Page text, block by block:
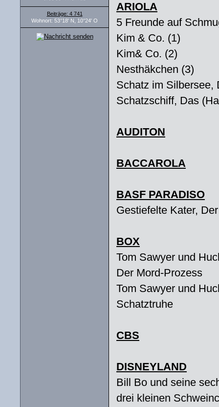
Beiträge: 4 741
Wohnort: 53°18' N, 10°24' O
ARIOLA
5 Freunde auf
Kim & Co. (1)
Kim& Co. (2)
Nesthäkchen (3)
Schatz im Silbersee,
Schatzschiff, Das
AUDITON
BACCAROLA
BASF PARADISO
Gestiefelte Kater, Der
BOX
Tom Sawyer und
Der Mord-Prozess
Tom Sawyer und
Schatztruhe
CBS
DISNEYLAND
Bill Bo und seine
drei kleinen